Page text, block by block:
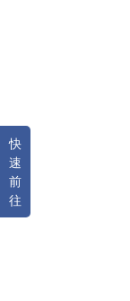
快
速
前
往